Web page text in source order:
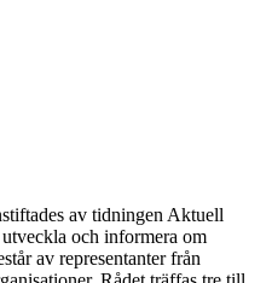
av tidningen Aktuell
och informera om
av representanter från